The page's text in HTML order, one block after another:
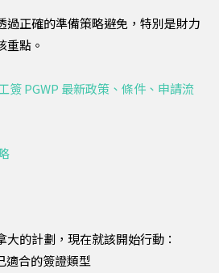
過正確的準備策略避免，特別是財力
重點。
簽 PGWP 最新政策、條件、申請流
的計劃，現在就該開始行動：
適合的簽證類型